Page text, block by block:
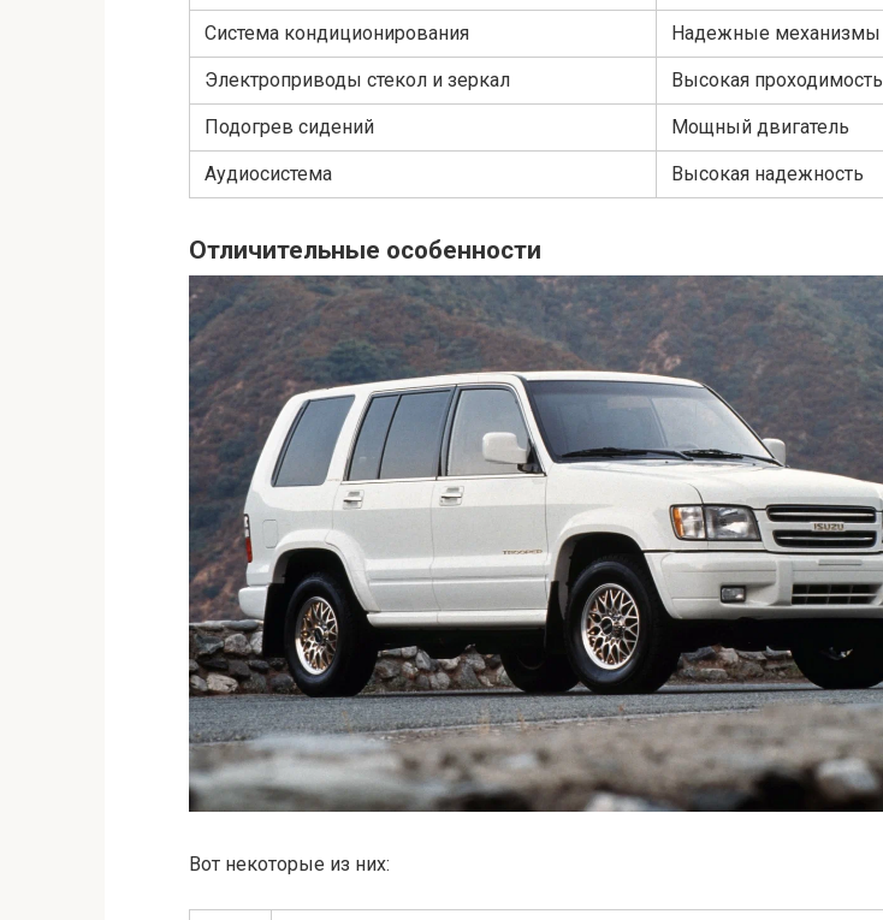
Система кондиционирования Надежные механизмы
Электроприводы стекол и зеркал Высокая проходимость
Подогрев сидений Мощный двигатель
Аудиосистема Высокая надежность
Отличительные особенности
Вот некоторые из них: